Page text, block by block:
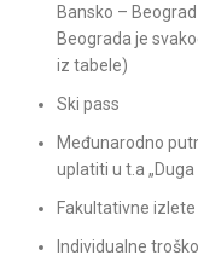
Bansko –
Beograda je
iz tabele)
Ski pass
Međunarodno
uplatiti u t.a „Duga
Fakultativne izlete
Individualne